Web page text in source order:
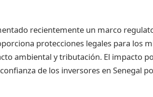
recientemente un marco
protecciones legales para los
ambiental y tributación. El impacto
de los inversores en Senegal